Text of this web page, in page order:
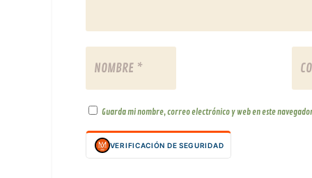
Guarda mi nombre, correo electrónico y web en este
VERIFICACIÓN DE SEGURIDAD